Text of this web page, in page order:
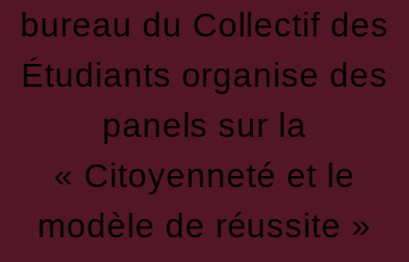
bureau du Collectif des
Étudiants organise des
panels sur la
« Citoyenneté et le
modèle de réussite »